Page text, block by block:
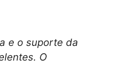
e o suporte da
O